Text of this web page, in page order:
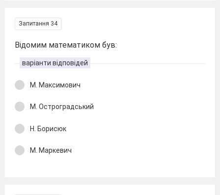
Запитання 34
Відомим математиком був:
варіанти відповідей
М. Максимович
М. Остроградський
Н. Борисюк
М. Маркевич